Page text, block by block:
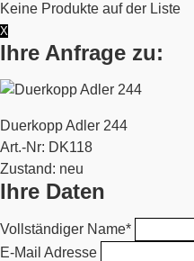
Keine Produkte auf der Liste
X
Ihre Anfrage zu:
Duerkopp Adler 244
Art.-Nr: DK118
Zustand: neu
Ihre Daten
Vollständiger Name*
E-Mail Adresse